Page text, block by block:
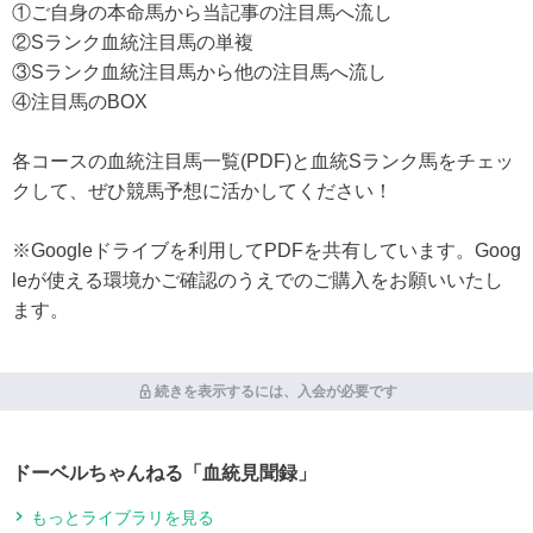
①ご自身の本命馬から当記事の注目馬へ流し
②Sランク血統注目馬の単複
③Sランク血統注目馬から他の注目馬へ流し
④注目馬のBOX
各コースの血統注目馬一覧(PDF)と血統Sランク馬をチェッ
クして、ぜひ競馬予想に活かしてください！
※Googleドライブを利用してPDFを共有しています。Goog
leが使える環境かご確認のうえでのご購入をお願いいたし
ます。
続きを表示するには、入会が必要です
ドーベルちゃんねる「血統見聞録」
もっとライブラリを見る